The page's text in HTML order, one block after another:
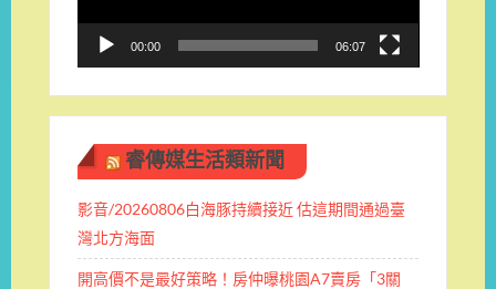
00:00 06:07
睿傳媒生活類新聞
影音/20260806白海豚持續接近 估這期間通過臺
灣北方海面
開高價不是最好策略！房仲曝桃園A7賣房「3關